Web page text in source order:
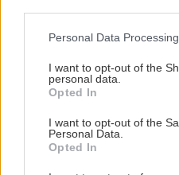
Please note that this website/
not limited to your visit or
grant or deny consent to
use your data for below
consent section.
Personal Data
I want to opt-out of the
personal data.
Opted In
I want to opt-out of the
Personal Data.
Opted In
Nemusí to byť len
levanduľa! 7 fialových
krások, ktoré rozžiaria
vašu záhradu